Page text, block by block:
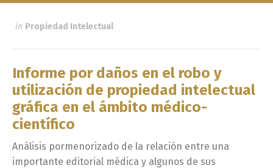
in Propiedad Intelectual
Informe por daños en el robo y
utilización de propiedad intelectual
gráfica en el ámbito médico-
científico
Análisis pormenorizado de la relación entre una
importante editorial médica y algunos de sus